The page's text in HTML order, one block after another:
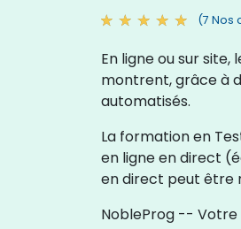
(7 Nos
En ligne ou sur
montrent, grâce à
automatisés.
La formation en
en ligne en direct
en direct peut être
NobleProg --